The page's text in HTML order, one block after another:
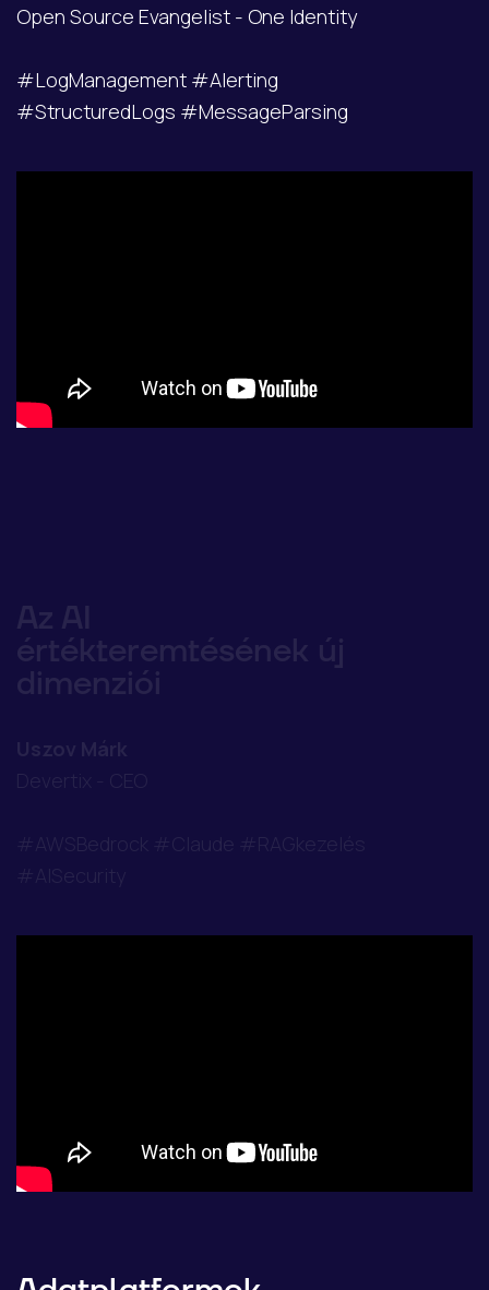
Open Source Evangelist - One Identity
#LogManagement #Alerting
#StructuredLogs #MessageParsing
Az AI
értékteremtésének új
dimenziói
Uszov Márk
Devertix - CEO
#AWSBedrock #Claude #RAGkezelés
#AISecurity